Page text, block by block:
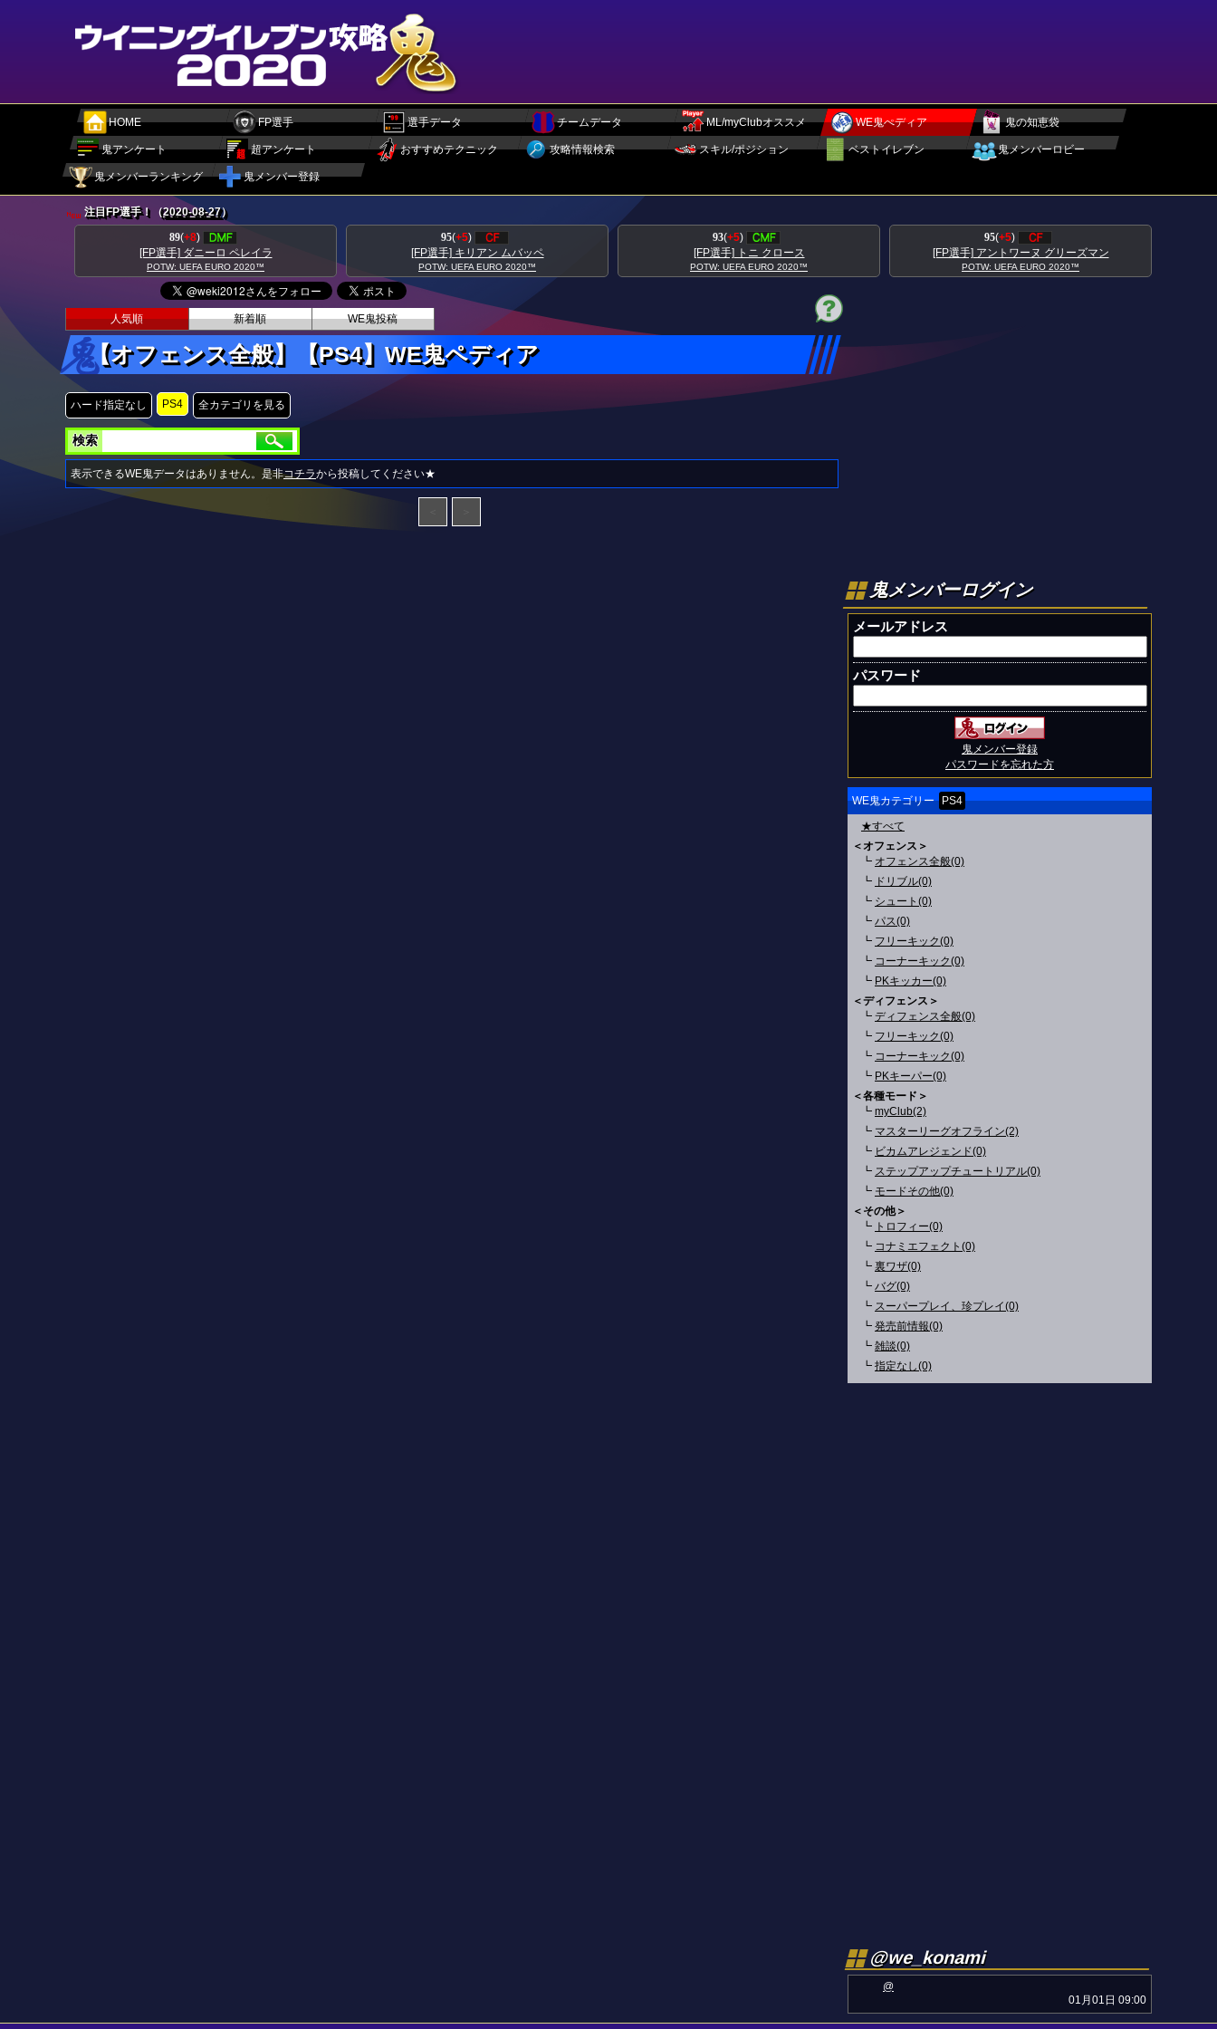
HOME FP選手 選手データ チームデータ ML/myClubオススメ WE鬼ぺディア 鬼の知恵袋
鬼アンケート 超アンケート おすすめテクニック 攻略情報検索 スキル/ポジション ベストイレブン 鬼メンバーロビー
鬼メンバーランキング 鬼メンバー登録
注目FP選手！（2020-08-27）
89(+8)
[FP選手] ダニーロ ペレイラ
POTW: UEFA EURO 2020™
95(+5)
[FP選手] キリアン ムバッペ
POTW: UEFA EURO 2020™
93(+5)
[FP選手] トニ クロース
POTW: UEFA EURO 2020™
95(+5)
[FP選手] アントワーヌ グリーズマン
POTW: UEFA EURO 2020™
人気順 新着順 WE鬼投稿
【オフェンス全般】【PS4】WE鬼ペディア
ハード指定なし PS4 全カテゴリを見る
検索
表示できるWE鬼データはありません。是非コチラから投稿してください★
鬼メンバーログイン
メールアドレス
パスワード
鬼メンバー登録
パスワードを忘れた方
WE鬼カテゴリー
PS4
★すべて
＜オフェンス＞
┗ オフェンス全般(0)
┗ ドリブル(0)
┗ シュート(0)
┗ パス(0)
┗ フリーキック(0)
┗ コーナーキック(0)
┗ PKキッカー(0)
＜ディフェンス＞
┗ ディフェンス全般(0)
┗ フリーキック(0)
┗ コーナーキック(0)
┗ PKキーパー(0)
＜各種モード＞
┗ myClub(2)
┗ マスターリーグオフライン(2)
┗ ビカムアレジェンド(0)
┗ ステップアップチュートリアル(0)
┗ モードその他(0)
＜その他＞
┗ トロフィー(0)
┗ コナミエフェクト(0)
┗ 裏ワザ(0)
┗ バグ(0)
┗ スーパープレイ、珍プレイ(0)
┗ 発売前情報(0)
┗ 雑談(0)
┗ 指定なし(0)
@we_konami
@
01月01日 09:00